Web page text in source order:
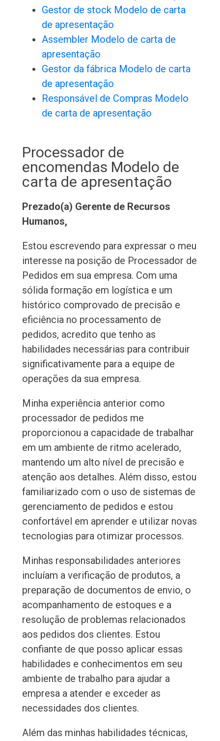
Gestor de stock Modelo de carta
de apresentação
Assembler Modelo de carta de
apresentação
Gestor da fábrica Modelo de carta
de apresentação
Responsável de Compras Modelo
de carta de apresentação
Processador de
encomendas Modelo de
carta de apresentação
Prezado(a) Gerente de Recursos
Humanos,
Estou escrevendo para expressar o meu
interesse na posição de Processador de
Pedidos em sua empresa. Com uma
sólida formação em logística e um
histórico comprovado de precisão e
eficiência no processamento de
pedidos, acredito que tenho as
habilidades necessárias para contribuir
significativamente para a equipe de
operações da sua empresa.
Minha experiência anterior como
processador de pedidos me
proporcionou a capacidade de trabalhar
em um ambiente de ritmo acelerado,
mantendo um alto nível de precisão e
atenção aos detalhes. Além disso, estou
familiarizado com o uso de sistemas de
gerenciamento de pedidos e estou
confortável em aprender e utilizar novas
tecnologias para otimizar processos.
Minhas responsabilidades anteriores
incluíam a verificação de produtos, a
preparação de documentos de envio, o
acompanhamento de estoques e a
resolução de problemas relacionados
aos pedidos dos clientes. Estou
confiante de que posso aplicar essas
habilidades e conhecimentos em seu
ambiente de trabalho para ajudar a
empresa a atender e exceder as
necessidades dos clientes.
Além das minhas habilidades técnicas,